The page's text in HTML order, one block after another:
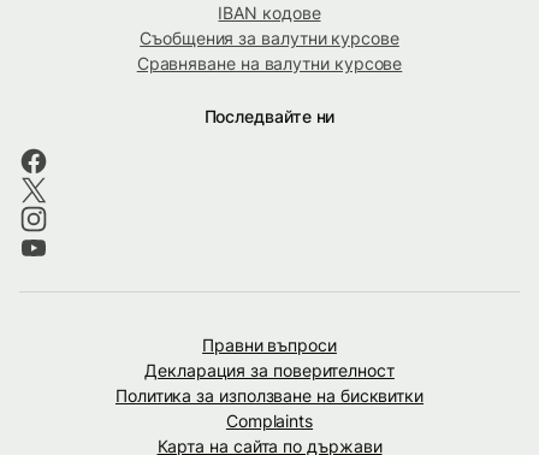
IBAN кодове
Съобщения за валутни курсове
Сравняване на валутни курсове
Последвайте ни
Правни въпроси
Декларация за поверителност
Политика за използване на бисквитки
Complaints
Карта на сайта по държави